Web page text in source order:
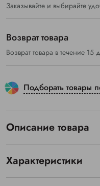
Заказывайте и выбирайте
Возврат товара
Возврат товара в течение 15
Подборать товары
Описание товара
Характеристики